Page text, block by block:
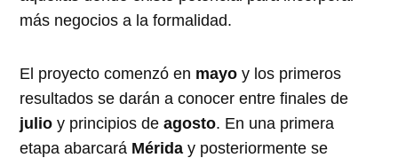
más negocios a la formalidad.
El proyecto comenzó en mayo y los primeros
resultados se darán a conocer entre finales de
julio y principios deagosto. En una primera
etapa abarcará Mérida y posteriormente se